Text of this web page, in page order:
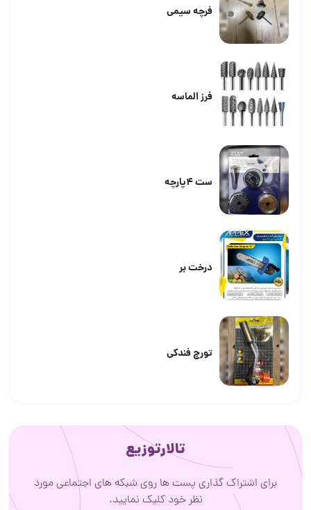
فرچه سیمی
فرز الماسه
ست ۴پارچه
درخت بر
تورچ فندکی
تالارتوزیع
برای اشتراک گذاری پست ها روی شبکه های اجتماعی مورد
نظر خود کلیک نمایید.